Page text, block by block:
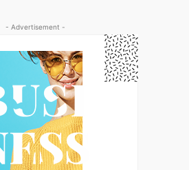
- Advertisement -